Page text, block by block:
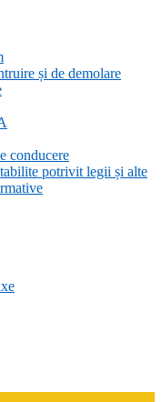
și de demolare
conducere
potrivit legii și alte